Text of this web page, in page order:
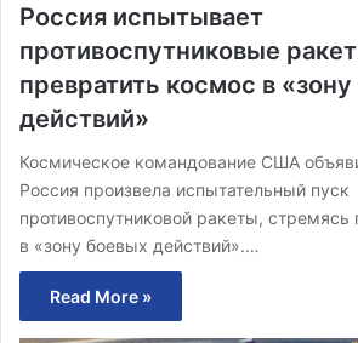
Россия испытывает
противоспутниковые
превратить космос в
действий»
Космическое командование США
Россия произвела испытательный пуск
противоспутниковой ракеты, стремясь
в «зону боевых действий».…
Read More »